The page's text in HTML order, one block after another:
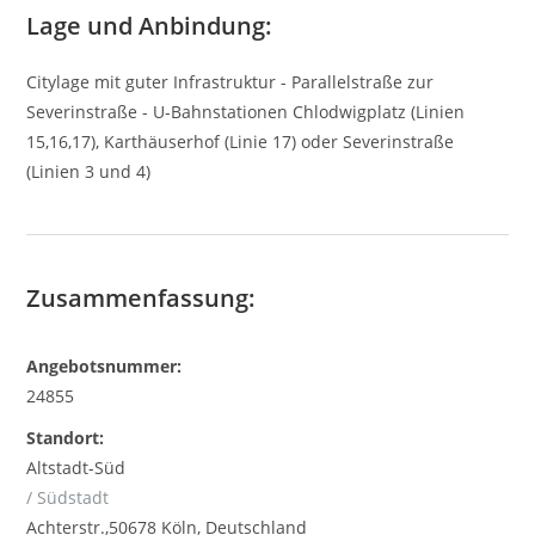
Lage und Anbindung:
Citylage mit guter Infrastruktur - Parallelstraße zur
Severinstraße - U-Bahnstationen Chlodwigplatz (Linien
15,16,17), Karthäuserhof (Linie 17) oder Severinstraße
(Linien 3 und 4)
Zusammenfassung:
Angebotsnummer:
24855
Standort:
Altstadt-Süd
/ Südstadt
Achterstr.,50678 Köln, Deutschland